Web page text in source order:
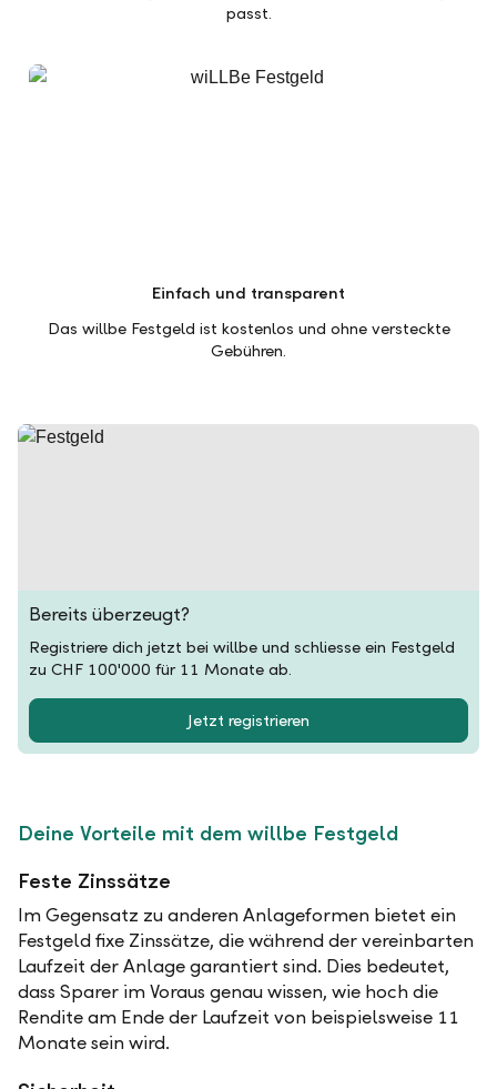
passt.
Einfach und transparent
Das willbe Festgeld ist kostenlos und ohne versteckte
Gebühren.
Bereits überzeugt?
Registriere dich jetzt bei willbe und schliesse ein Festgeld
zu CHF 100'000 für 11 Monate ab.
Jetzt registrieren
Deine Vorteile mit dem willbe Festgeld
Feste Zinssätze
Im Gegensatz zu anderen Anlageformen bietet ein
Festgeld fixe Zinssätze, die während der vereinbarten
Laufzeit der Anlage garantiert sind. Dies bedeutet,
dass Sparer im Voraus genau wissen, wie hoch die
Rendite am Ende der Laufzeit von beispielsweise 11
Monate sein wird.